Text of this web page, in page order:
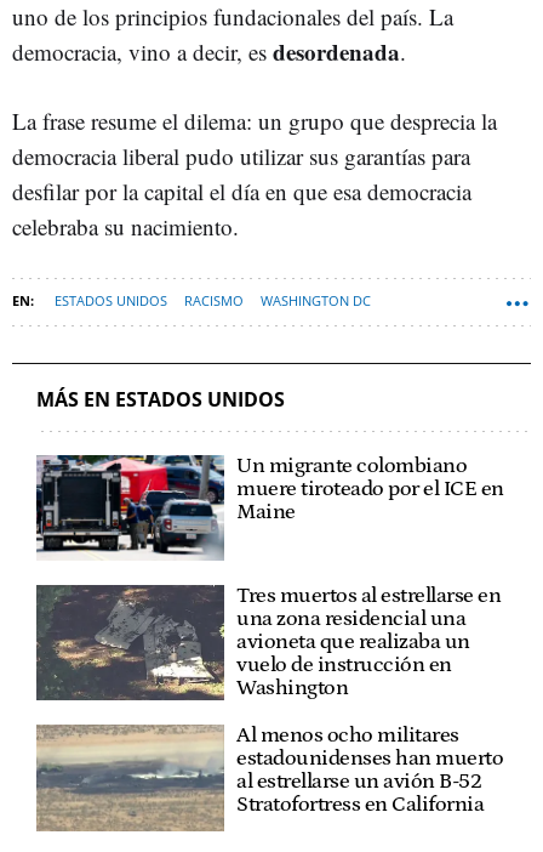
uno de los principios fundacionales del país. La
democracia, vino a decir, es desordenada.
La frase resume el dilema: un grupo que desprecia la
democracia liberal pudo utilizar sus garantías para
desfilar por la capital el día en que esa democracia
celebraba su nacimiento.
ESTADOS UNIDOS RACISMO WASHINGTON DC
MÁS EN ESTADOS UNIDOS
Un migrante colombiano
muere tiroteado por el ICE en
Maine
Tres muertos al estrellarse en
una zona residencial una
avioneta que realizaba un
vuelo de instrucción en
Washington
Al menos ocho militares
estadounidenses han muerto
al estrellarse un avión B-52
Stratofortress en California